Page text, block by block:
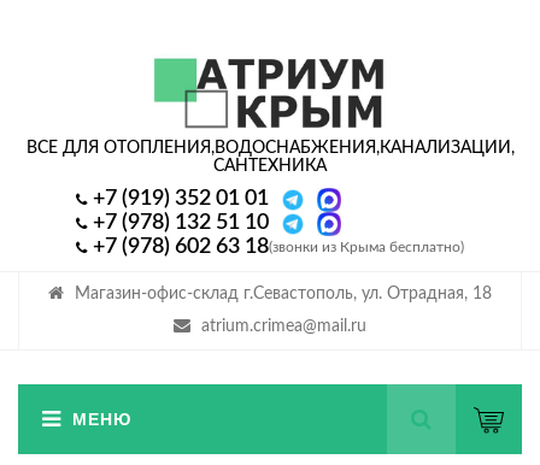
Магазин-офис-склад г.Севастополь, ул. Отрадная, 18
atrium.crimea@mail.ru
ВСЕ ДЛЯ ОТОПЛЕНИЯ,ВОДОСНАБЖЕНИЯ,КАНАЛИЗАЦИИ,
САНТЕХНИКА
+7 (919) 352 01 01
+7 (978) 132 51 10
+7 (978) 602 63 18(звонки из Крыма бесплатно)